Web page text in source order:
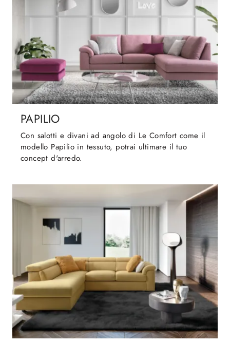
PAPILIO
Con salotti e divani ad angolo di Le Comfort come il
modello Papilio in tessuto, potrai ultimare il tuo
concept d'arredo.